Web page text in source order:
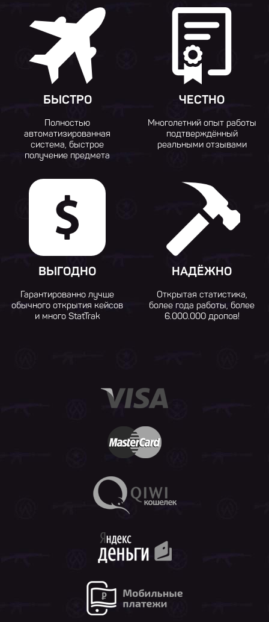
БЫСТРО
Полностью
автоматизированная
система, быстрое
получение предмета
ЧЕСТНО
Многолетний опыт работы
подтверждённый
реальными отзывами
ВЫГОДНО
Гарантированно лучше
обычного открытия кейсов
и много StatTrak
НАДЁЖНО
Открытая статистика,
более года работы, более
6.000.000 дропов!